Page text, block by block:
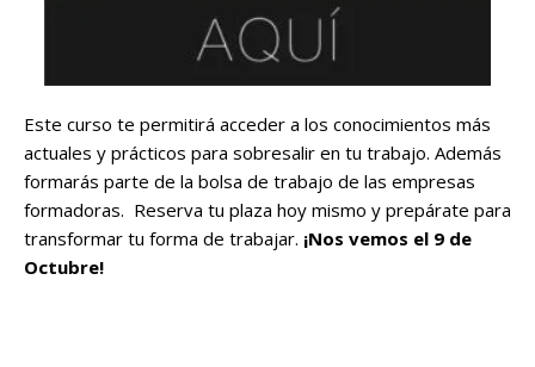
Este curso te permitirá acceder a los conocimientos más
actuales y prácticos para sobresalir en tu trabajo. Además
formarás parte de la bolsa de trabajo de las empresas
formadoras. Reserva tu plaza hoy mismo y prepárate para
transformar tu forma de trabajar. ¡Nos vemos el 9 de
Octubre!